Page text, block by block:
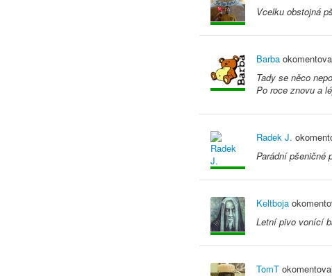
Vcelku obstojná
Barba
Tady se něco
Po roce znovu a
Radek J.
Parádní pšeničné
Keltboja
Letní pivo vonící
TomT